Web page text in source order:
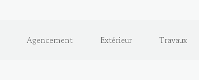
Agencement Extérieur Travaux